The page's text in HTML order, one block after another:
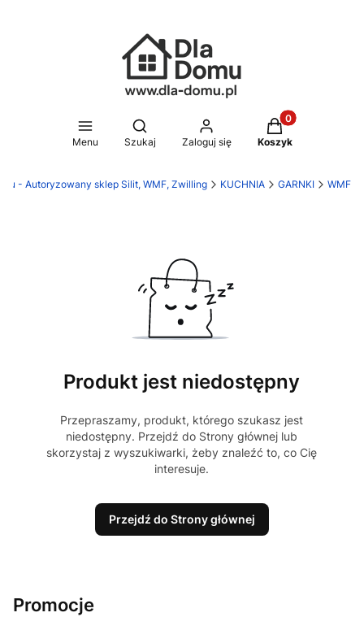
Menu
Otwórz wyszukiwarkę
Szukaj Zaloguj się
Produkty w
Koszyk
- Autoryzowany sklep Silit, WMF, Zwilling KUCHNIA GARNKI WMF
Produkt jest niedostępny
Przepraszamy, produkt, którego szukasz jest
niedostępny. Przejdź do Strony głównej lub
skorzystaj z wyszukiwarki, żeby znaleźć to, co Cię
interesuje.
Przejdź do Strony głównej
Promocje